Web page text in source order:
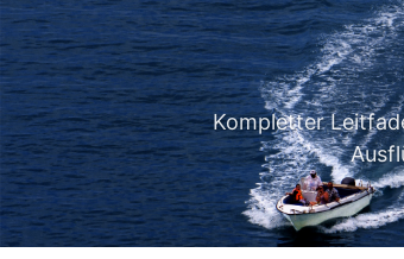
Kontakt
Kompletter